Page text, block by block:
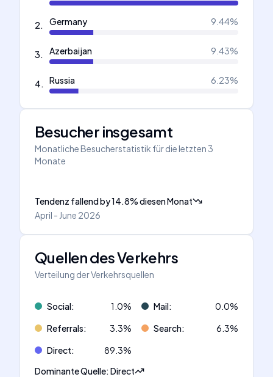
2. Germany 9.44%
3. Azerbaijan 9.43%
4. Russia 6.23%
Besucher insgesamt
Monatliche Besucherstatistik für die letzten 3
Monate
Tendenz fallendby14.8%diesen Monat
April - June 2026
Quellen des Verkehrs
Verteilung der Verkehrsquellen
Social: 1.0% Mail: 0.0%
Referrals: 3.3% Search: 6.3%
Direct: 89.3%
Dominante Quelle:Direct